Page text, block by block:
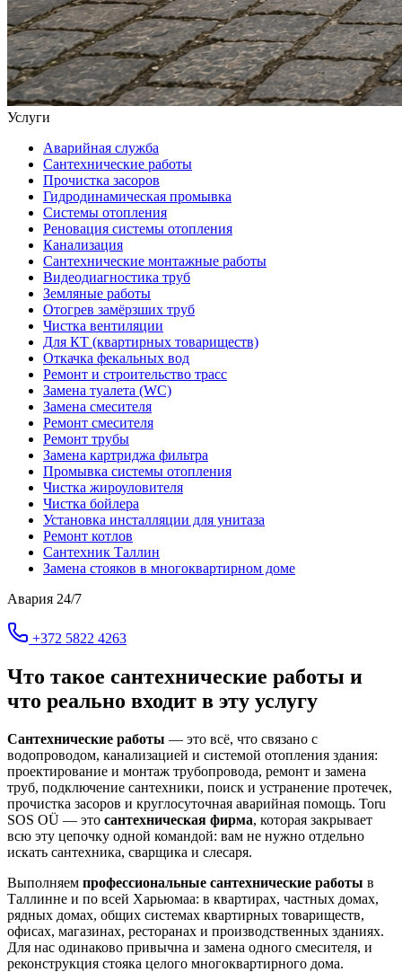
Услуги
Аварийная служба
Сантехнические работы
Прочистка засоров
Гидродинамическая промывка
Системы отопления
Реновация системы отопления
Канализация
Сантехнические монтажные работы
Видеодиагностика труб
Земляные работы
Отогрев замёрзших труб
Чистка вентиляции
Для КТ (квартирных товариществ)
Откачка фекальных вод
Ремонт и строительство трасс
Замена туалета (WC)
Замена смесителя
Ремонт смесителя
Ремонт трубы
Замена картриджа фильтра
Промывка системы отопления
Чистка жироуловителя
Чистка бойлера
Установка инсталляции для унитаза
Ремонт котлов
Сантехник Таллин
Замена стояков в многоквартирном доме
Авария 24/7
+372 5822 4263
Что такое сантехнические работы и
что реально входит в эту услугу
Сантехнические работы — это всё, что связано с
водопроводом, канализацией и системой отопления здания:
проектирование и монтаж трубопровода, ремонт и замена
труб, подключение сантехники, поиск и устранение протечек,
прочистка засоров и круглосуточная аварийная помощь. Toru
SOS OÜ — это сантехническая фирма, которая закрывает
всю эту цепочку одной командой: вам не нужно отдельно
искать сантехника, сварщика и слесаря.
Выполняем профессиональные сантехнические работы в
Таллинне и по всей Харьюмаа: в квартирах, частных домах,
рядных домах, общих системах квартирных товариществ,
офисах, магазинах, ресторанах и производственных зданиях.
Для нас одинаково привычна и замена одного смесителя, и
реконструкция стояка целого многоквартирного дома.